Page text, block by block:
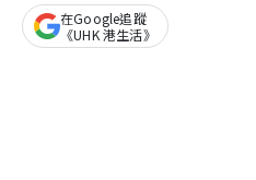
在Google追蹤
《UHK 港生活》